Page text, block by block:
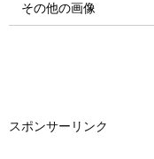
その他の画像
スポンサーリンク